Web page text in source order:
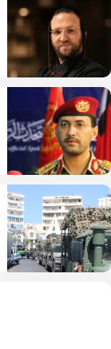
תוכן שיווקי
צבא וביטחון